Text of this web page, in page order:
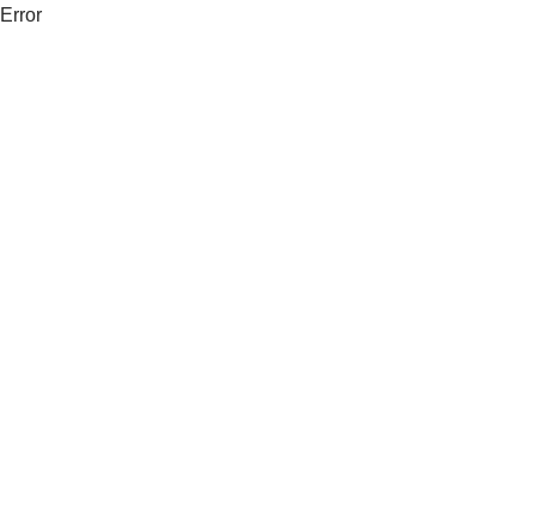
Error